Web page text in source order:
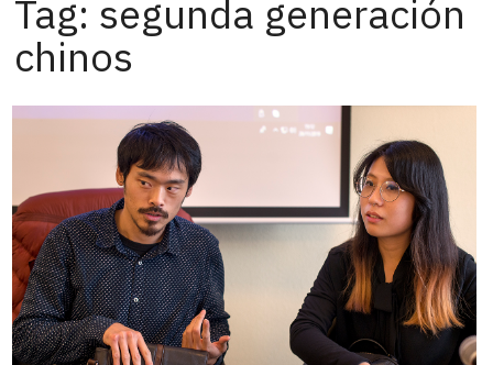
Tag: segunda generación
chinos